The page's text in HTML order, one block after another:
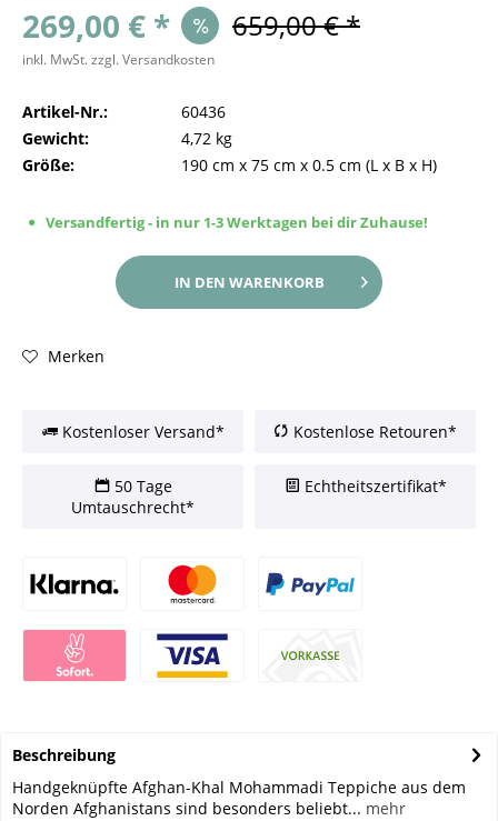
269,00 € * 659,00 € *
inkl. MwSt.zzgl. Versandkosten
Artikel-Nr.:
60436
Gewicht:
4,72 kg
Größe:
190 cm x 75 cm x 0.5 cm (L x B x H)
Versandfertig - in nur 1-3 Werktagen bei dir Zuhause!
IN DEN WARENKORB
Merken
Kostenloser Versand* Kostenlose Retouren*
50 Tage
Umtauschrecht*
Echtheitszertifikat*
Beschreibung
Handgeknüpfte Afghan-Khal Mohammadi Teppiche aus dem
Norden Afghanistans sind besonders beliebt... mehr